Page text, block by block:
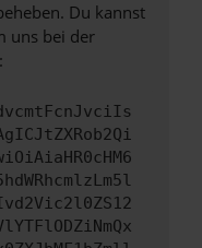
Du kannst
uns bei der